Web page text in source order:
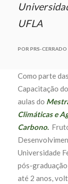
UFLA
POR PRS-CERRADO
Como parte
Capacitação
aulas do
Climáticas e
Carbono.
Universidade
pós-graduação
até 2 anos,